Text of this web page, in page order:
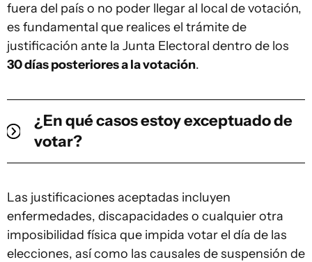
fuera del país o no poder llegar al local de votación,
es fundamental que realices el trámite de
justificación ante la Junta Electoral dentro de los
30 días posteriores a la votación.
¿En qué casos estoy exceptuado de
votar?
Las justificaciones aceptadas incluyen
enfermedades, discapacidades o cualquier otra
imposibilidad física que impida votar el día de las
elecciones, así como las causales de suspensión de